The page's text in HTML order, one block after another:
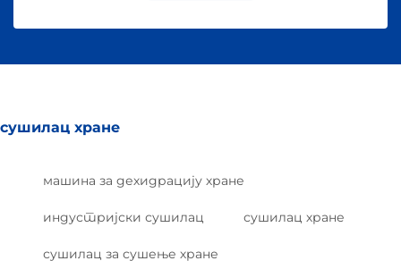
сушилац хране
машина за дехидрацију хране
индустријски сушилац сушилац хране
сушилац за сушење хране